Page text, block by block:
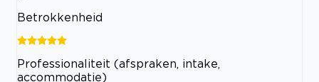
Betrokkenheid
Professionaliteit (afspraken, intake,
accommodatie)